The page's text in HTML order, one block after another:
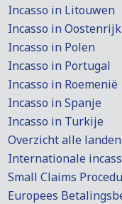
Incasso in Litouwen
Incasso in Oostenrijk
Incasso in Polen
Incasso in Portugal
Incasso in Roemenië
Incasso in Spanje
Incasso in Turkije
Overzicht alle landen
Internationale
Small Claims
Europees